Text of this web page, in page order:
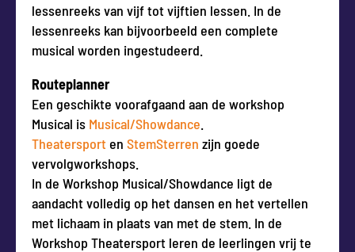
lessenreeks van vijf tot vijftien lessen. In de
lessenreeks kan bijvoorbeeld een complete
musical worden ingestudeerd.
Routeplanner
Een geschikte voorafgaand aan de workshop
Musical is Musical/Showdance
Theatersport en StemSterren zijn goede
vervolgworkshops.
In de Workshop Musical/Showdance ligt de
aandacht volledig op het dansen en het vertellen
met lichaam in plaats van met de stem. In de
Workshop Theatersport leren de leerlingen vrij te